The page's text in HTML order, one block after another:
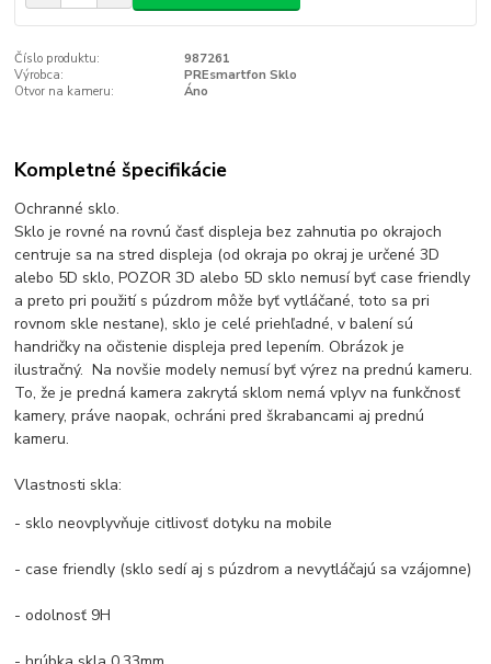
Číslo produktu:
987261
Výrobca:
PREsmartfon Sklo
Otvor na kameru:
Áno
Kompletné špecifikácie
Ochranné sklo.
Sklo je rovné na rovnú časť displeja bez zahnutia po okrajoch
centruje sa na stred displeja (od okraja po okraj je určené 3D
alebo 5D sklo, POZOR 3D alebo 5D sklo nemusí byť case friendly
a preto pri použití s púzdrom môže byť vytláčané, toto sa pri
rovnom skle nestane), sklo je celé priehľadné, v balení sú
handričky na očistenie displeja pred lepením. Obrázok je
ilustračný. Na novšie modely nemusí byť výrez na prednú kameru.
To, že je predná kamera zakrytá sklom nemá vplyv na funkčnosť
kamery, práve naopak, ochráni pred škrabancami aj prednú
kameru.
Vlastnosti skla:
- sklo neovplyvňuje citlivosť dotyku na mobile
- case friendly (sklo sedí aj s púzdrom a nevytláčajú sa vzájomne)
- odolnosť 9H